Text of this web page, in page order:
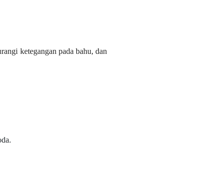
ketegangan pada bahu, dan